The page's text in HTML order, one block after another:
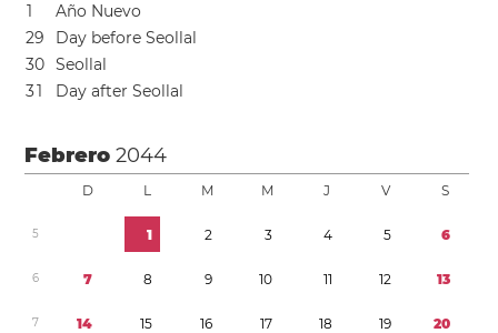
1
Año Nuevo
29
Day before Seollal
30 Seollal
31 Day after Seollal
Febrero2044
D L M M J V S
5 1 2 3 4 5 6
6 7 8 9 10 11 12 13
7 14 15 16 17 18 19 20